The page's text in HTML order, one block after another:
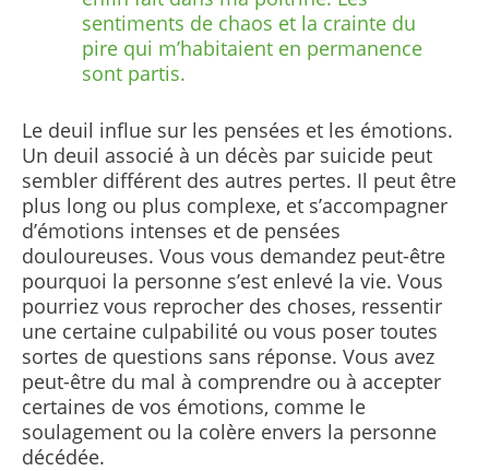
sentiments de chaos et la crainte du
pire qui m’habitaient en permanence
sont partis.
Le deuil influe sur les pensées et les émotions.
Un deuil associé à un décès par suicide peut
sembler différent des autres pertes. Il peut être
plus long ou plus complexe, et s’accompagner
d’émotions intenses et de pensées
douloureuses. Vous vous demandez peut-être
pourquoi la personne s’est enlevé la vie. Vous
pourriez vous reprocher des choses, ressentir
une certaine culpabilité ou vous poser toutes
sortes de questions sans réponse. Vous avez
peut-être du mal à comprendre ou à accepter
certaines de vos émotions, comme le
soulagement ou la colère envers la personne
décédée.